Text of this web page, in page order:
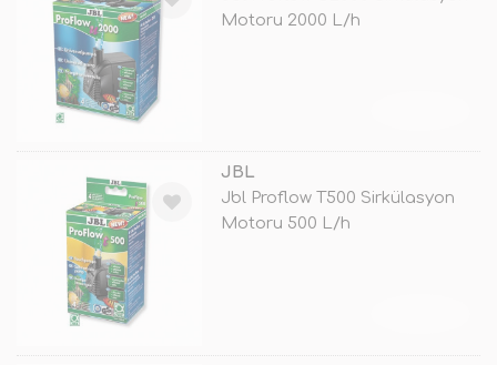
Motoru 2000 L/h
JBL
Jbl Proflow T500 Sirkülasyon
Motoru 500 L/h